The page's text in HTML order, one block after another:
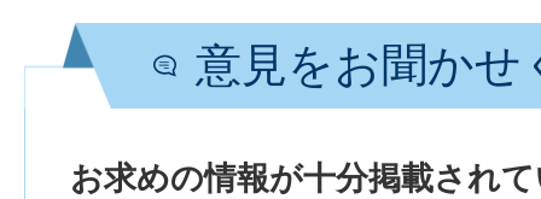
意見をお聞かせ
お求めの情報が十分掲載され